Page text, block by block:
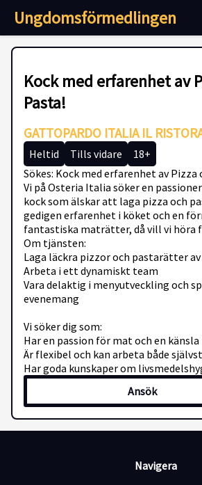
Ungdomsförmedlingen
Kock med erfarenhet av
Pasta!
GATTOPARDO ITALIA IL
Heltid Tills vidare
18+
Sökes: Kock med erfarenhet av Pizza
Vi på Osteria Italia söker en
kock som älskar att laga pizza och
gedigen erfarenhet i köket och en
fantastiska maträtter, då vill vi höra
Om tjänsten:
Laga läckra pizzor och pastarätter
Arbeta i ett dynamiskt team
Vara delaktig i menyutveckling och
evenemang
Vi söker dig som:
Har en passion för mat och en
Är flexibel och kan arbeta både
Har goda kunskaper om
Ansök
Navigera